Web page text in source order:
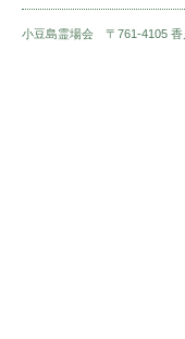
小豆島霊場会 〒761-4105 香